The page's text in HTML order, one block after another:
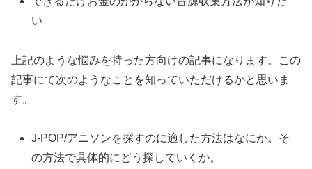
い
上記のような悩みを持った方向けの記事になります。この
記事にて次のようなことを知っていただけるかと思いま
す。
J-POP/アニソンを探すのに適した方法はなにか。そ
の方法で具体的にどう探していくか。